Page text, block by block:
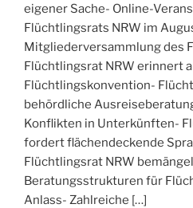
eigener Sache- Online-
Flüchtlingsrats NRW im
Mitgliederversammlung des
Flüchtlingsrat NRW erinnert
Flüchtlingskonvention-
behördliche
Konflikten in Unterkünften-
fordert flächendeckende
Flüchtlingsrat NRW
Beratungsstrukturen für
Anlass- Zahlreiche […]